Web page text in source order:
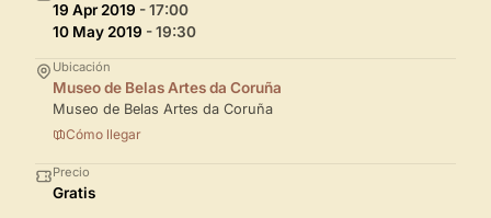
19 Apr 2019 - 17:00
10 May 2019 - 19:30
Ubicación
Museo de Belas Artes da Coruña
Museo de Belas Artes da Coruña
Cómo llegar
Precio
Gratis